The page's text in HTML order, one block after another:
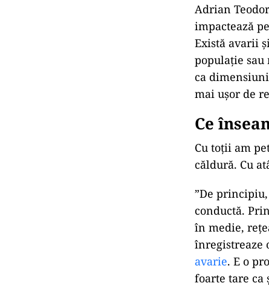
Adrian
impactează
Există avarii
populație
ca
mai ușor de
Ce
Cu toții am
căldură. Cu
”De
conductă.
în medie,
înregistreaze
avarie. E o
foarte tare ca